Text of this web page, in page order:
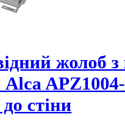
жолоб
стіни